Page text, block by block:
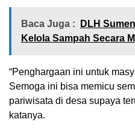
Baca Juga :
DLH
Kelola Sampah Secara
“Penghargaan ini untuk
Semoga ini bisa memicu
pariwisata di desa supaya
katanya.